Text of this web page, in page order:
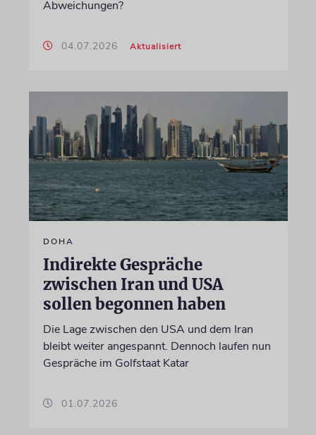
Abweichungen?
04.07.2026 Aktualisiert
DOHA
Indirekte Gespräche
zwischen Iran und USA
sollen begonnen haben
Die Lage zwischen den USA und dem Iran
bleibt weiter angespannt. Dennoch laufen nun
Gespräche im Golfstaat Katar
01.07.2026